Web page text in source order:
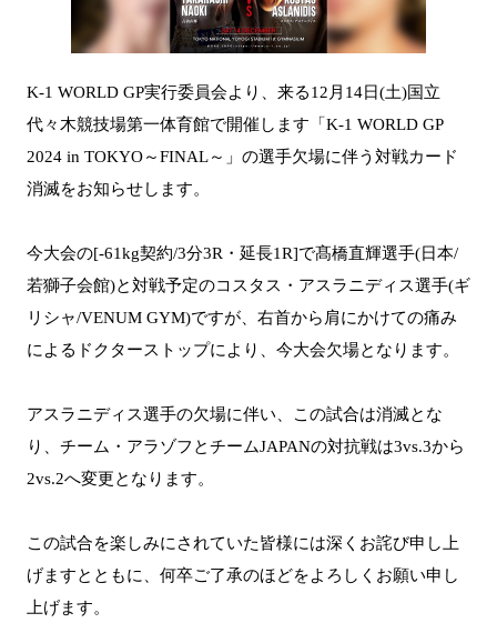
K-1 WORLD GP実行委員会より、来る12月14日(土)国立
代々木競技場第一体育館で開催します「K-1 WORLD GP
2024 in TOKYO～FINAL～」の選手欠場に伴う対戦カード
消滅をお知らせします。
今大会の[-61kg契約/3分3R・延長1R]で髙橋直輝選手(日本/
若獅子会館)と対戦予定のコスタス・アスラニディス選手(ギ
リシャ/VENUM GYM)ですが、右首から肩にかけての痛み
によるドクターストップにより、今大会欠場となります。
アスラニディス選手の欠場に伴い、この試合は消滅とな
り、チーム・アラゾフとチームJAPANの対抗戦は3vs.3から
2vs.2へ変更となります。
この試合を楽しみにされていた皆様には深くお詫び申し上
げますとともに、何卒ご了承のほどをよろしくお願い申し
上げます。